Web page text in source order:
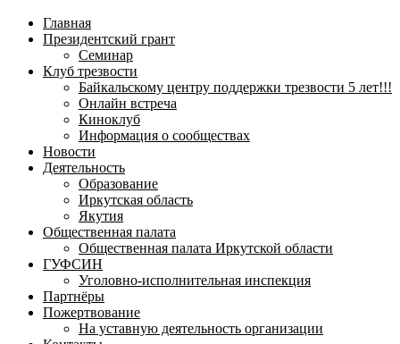
меню
Главная
Президентский грант
Семинар
Клуб трезвости
Байкальскому центру поддержки трезвости 5 лет!!!
Онлайн встреча
Киноклуб
Информация о сообществах
Новости
Деятельность
Образование
Иркутская область
Якутия
Общественная палата
Общественная палата Иркутской области
ГУФСИН
Уголовно-исполнительная инспекция
Партнёры
Пожертвование
На уставную деятельность организации